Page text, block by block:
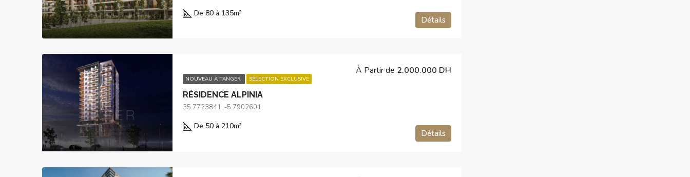
De 80 à 135m²
Détails
NOUVEAU À TANGER SÉLECTION EXCLUSIVE
RÉSIDENCE ALPINIA
À Partir de 2.000.000 DH
35.7723841, -5.7902601
De 50 à 210m²
Détails